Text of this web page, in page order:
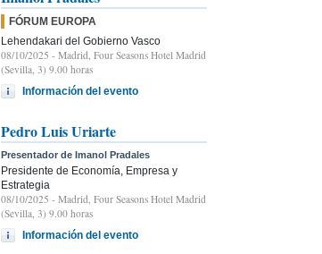
FÓRUM EUROPA
Lehendakari del Gobierno Vasco
08/10/2025 - Madrid, Four Seasons Hotel Madrid
(Sevilla, 3) 9.00 horas
Información del evento
Pedro Luis Uriarte
Presentador de Imanol Pradales
Presidente de Economía, Empresa y
Estrategia
08/10/2025 - Madrid, Four Seasons Hotel Madrid
(Sevilla, 3) 9.00 horas
Información del evento